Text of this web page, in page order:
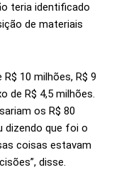
teria identificado
de materiais
10 milhões, R$ 9
de R$ 4,5 milhões.
os R$ 80
dizendo que foi o
coisas estavam
disse.